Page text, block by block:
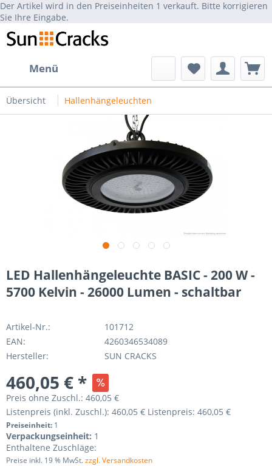
Der Artikel wird in den Preiseinheiten 1 verkauft. Bitte korrigieren
Sie Ihre Eingabe.
Menü
Übersicht Hallenhängeleuchten
LED Hallenhängeleuchte BASIC - 200 W -
5700 Kelvin - 26000 Lumen - schaltbar
Artikel-Nr.:
101712
EAN:
4260346534089
Hersteller:
SUN CRACKS
460,05 € *
Preis ohne Zuschl.: 460,05 €
Listenpreis (inkl. Zuschl.): 460,05 € Listenpreis: 460,05 €
Preiseinheit: 1
Verpackungseinheit: 1
Enthaltene Zuschläge:
Preise inkl. 19 % MwSt.zzgl. Versandkosten